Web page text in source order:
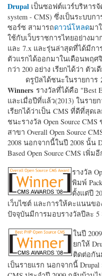
Drupal เป็นซอฟต์แวร์บริหารจัด
system - CMS) ซึ่งเป็นระบบ
ซอร์ซ สามารถดาวน์โหลดมา
ใช้กับเว็บราชการไทยอย่างม
และ 7.x และรุ่นล่าสุดที่ได้มีกา
ตัวแรกได้ออกมาในเดือนพฤ
กว่า 200 อย่าง เรียกได้ว่า ตัว
ดรูปัลได้ชนะในรายการ
Winners รางวัลที่ได้คือ "Best
และเมื่อปีที่แล้ว(2013) ในราย
เรียกได้ว่าเป็น CMS ที่ดีที่สุดเ
ชนะรางวัล Open Source
สาขา Overall Open Source
2008 นอกจากนี้ในปี 2008 นั้น
Based Open Source CMS เพิ่
รางวัล
พิมพ์
ตั้งแต่ปี
เว็บไซต์ และการให้คะแนนข
ปัจจุบันมีการมอบรางวัลปีละ 5
ในปี
ยกให้
ติดต่อกัน
เป็นรายแรก นอกจากนี้ Drupal